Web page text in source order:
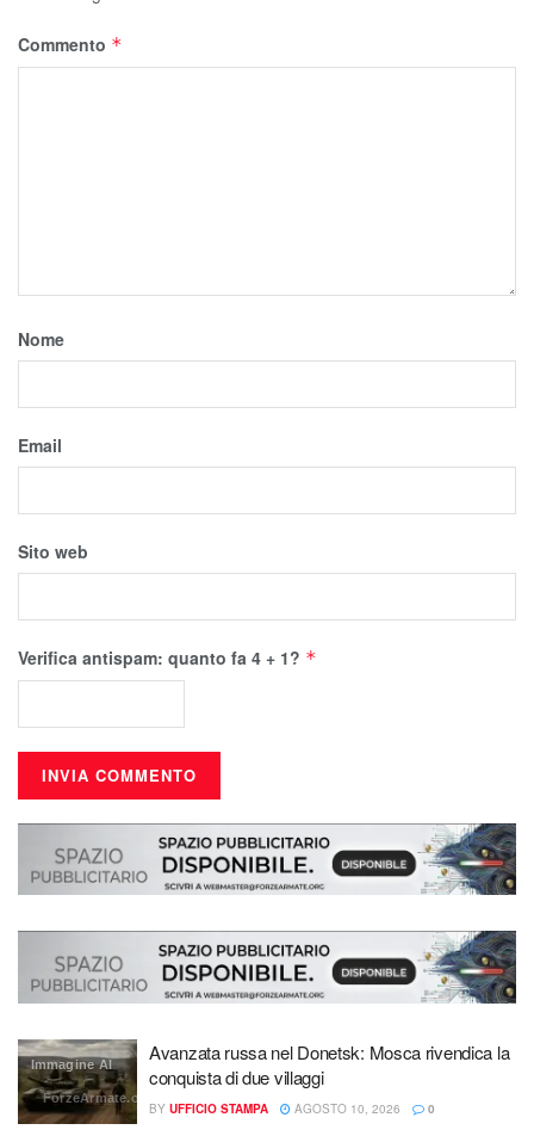
Commento *
Nome
Email
Sito web
Verifica antispam: quanto fa 4 + 1? *
Immagine AI
ForzeArmate.org
Avanzata russa nel Donetsk: Mosca rivendica la
conquista di due villaggi
BY UFFICIO STAMPA AGOSTO 10, 2026 0